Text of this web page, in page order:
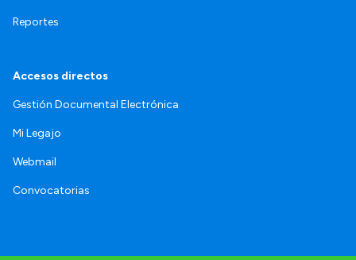
Reportes
Accesos directos
Gestión Documental Electrónica
Mi Legajo
Webmail
Convocatorias